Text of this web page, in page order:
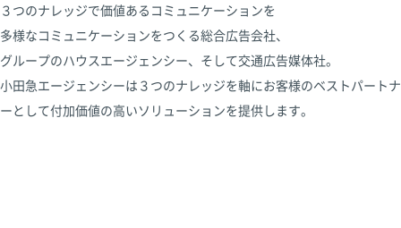
３つのナレッジで価値あるコミュニケーションを
多様なコミュニケーションをつくる総合広告会社、
グループのハウスエージェンシー、そして交通広告媒体社。
小田急エージェンシーは３つのナレッジを軸にお客様のベストパートナ
ーとして付加価値の高いソリューションを提供します。